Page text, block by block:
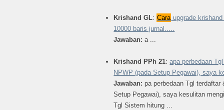
Krishand GL: Cara upgrade
10000 baris jurnal.....
Jawaban:a ...
Krishand PPh 21:apa perbedaan
NPWP (pada Setup Pegawai), saya
Jawaban:pa perbedaan Tgl
Setup Pegawai), saya kesulitan
Tgl Sistem hitung ...